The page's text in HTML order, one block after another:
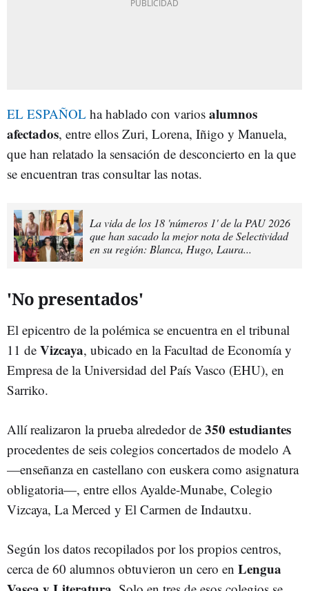
EL ESPAÑOL ha hablado con varios alumnos
afectados, entre ellos Zuri, Lorena, Iñigo y Manuela,
que han relatado la sensación de desconcierto en la que
se encuentran tras consultar las notas.
La vida de los 18 'números 1' de la PAU 2026
que han sacado la mejor nota de Selectividad
en su región: Blanca, Hugo, Laura...
'No presentados'
El epicentro de la polémica se encuentra en el tribunal
11 de Vizcaya, ubicado en la Facultad de Economía y
Empresa de la Universidad del País Vasco (EHU), en
Sarriko.
Allí realizaron la prueba alrededor de 350 estudiantes
procedentes de seis colegios concertados de modelo A
—enseñanza en castellano con euskera como asignatura
obligatoria—, entre ellos Ayalde-Munabe, Colegio
Vizcaya, La Merced y El Carmen de Indautxu.
Según los datos recopilados por los propios centros,
cerca de 60 alumnos obtuvieron un cero en Lengua